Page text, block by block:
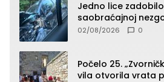
Jedno lice
saobraćajnoj
(FOTO)
02/08/2026 0
Počelo 25.
vila otvorila vrata